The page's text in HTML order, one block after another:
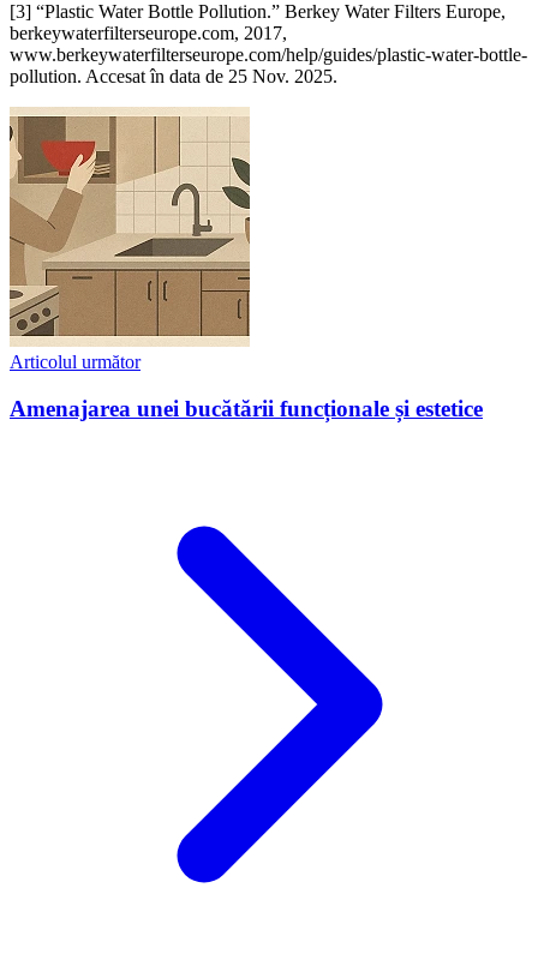
‌[3] “Plastic Water Bottle Pollution.” Berkey Water Filters Europe,
berkeywaterfilterseurope.com, 2017,
www.berkeywaterfilterseurope.com/help/guides/plastic-water-bottle-
pollution. Accesat în data de 25 Nov. 2025.
Articolul următor
Amenajarea unei bucătării funcționale și estetice